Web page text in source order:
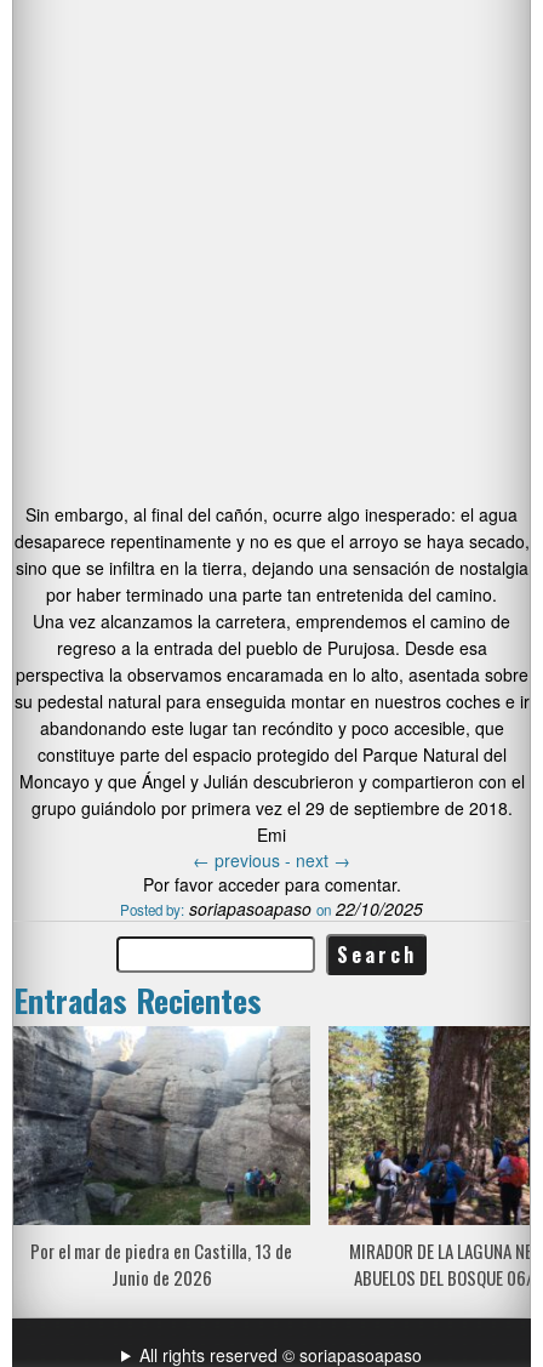
Sin embargo, al final del cañón, ocurre algo inesperado: el agua
desaparece repentinamente y no es que el arroyo se haya secado,
sino que se infiltra en la tierra, dejando una sensación de nostalgia
por haber terminado una parte tan entretenida del camino.
Una vez alcanzamos la carretera, emprendemos el camino de
regreso a la entrada del pueblo de Purujosa. Desde esa
perspectiva la observamos encaramada en lo alto, asentada sobre
su pedestal natural para enseguida montar en nuestros coches e ir
abandonando este lugar tan recóndito y poco accesible, que
constituye parte del espacio protegido del Parque Natural del
Moncayo y que Ángel y Julián descubrieron y compartieron con el
grupo guiándolo por primera vez el 29 de septiembre de 2018.
Emi
← previous - next →
Por favor acceder para comentar.
Posted by: soriapasoapaso on 22/10/2025
Entradas Recientes
Por el mar de piedra en Castilla, 13 de
Junio de 2026
MIRADOR DE LA LAGUNA
ABUELOS DEL BOSQUE
All rights reserved © soriapasoapaso